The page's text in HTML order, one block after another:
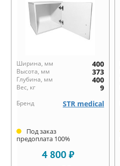
Ширина, мм 400
Высота, мм 373
Глубина, мм 400
Вес, кг 9
Бренд STR medical
Под заказ
предоплата 100%
4 800 ₽